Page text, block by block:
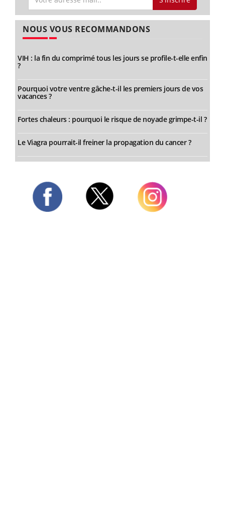
NOUS VOUS RECOMMANDONS
VIH : la fin du comprimé tous les jours se profile-t-elle enfin
?
Pourquoi votre ventre gâche-t-il les premiers jours de vos
vacances ?
Fortes chaleurs : pourquoi le risque de noyade grimpe-t-il ?
Le Viagra pourrait-il freiner la propagation du cancer ?